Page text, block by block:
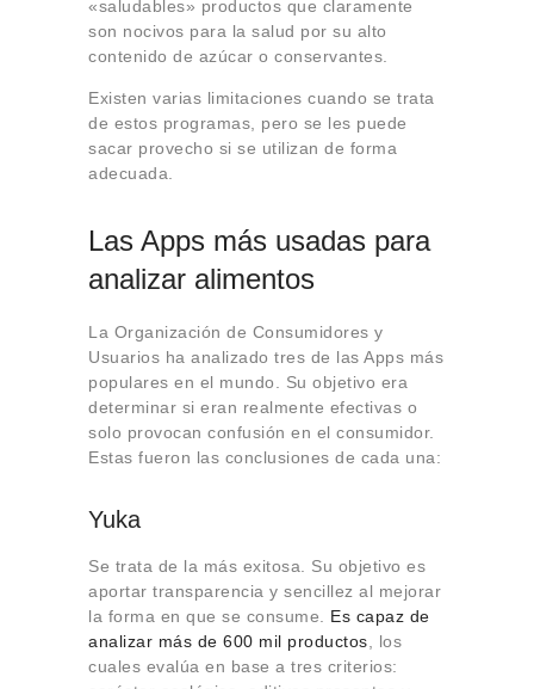
«saludables» productos que claramente
son nocivos para la salud por su alto
contenido de azúcar o conservantes.
Existen varias limitaciones cuando se trata
de estos programas, pero se les puede
sacar provecho si se utilizan de forma
adecuada.
Las Apps más usadas para
analizar alimentos
La Organización de Consumidores y
Usuarios ha analizado tres de las Apps más
populares en el mundo. Su objetivo era
determinar si eran realmente efectivas o
solo provocan confusión en el consumidor.
Estas fueron las conclusiones de cada una:
Yuka
Se trata de la más exitosa. Su objetivo es
aportar transparencia y sencillez al mejorar
la forma en que se consume. Es capaz de
analizar más de 600 mil productos , los
cuales evalúa en base a tres criterios: